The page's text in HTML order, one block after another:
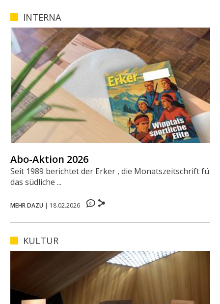
INTERNA
Abo-Aktion 2026
Seit 1989 berichtet der Erker , die Monatszeitschrift für
das südliche ...
MEHR DAZU | 18.02.2026 0
KULTUR